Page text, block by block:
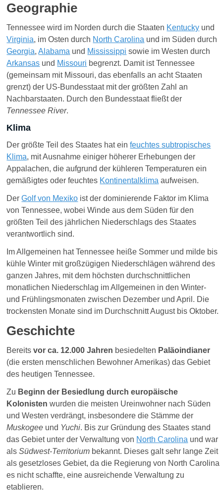
Geographie
Tennessee wird im Norden durch die Staaten Kentucky und
Virginia, im Osten durch North Carolina und im Süden durch
Georgia,Alabama und Mississippi sowie im Westen durch
Arkansas und Missouri begrenzt. Damit ist Tennessee
(gemeinsam mit Missouri, das ebenfalls an acht Staaten
grenzt) der US-Bundesstaat mit der größten Zahl an
Nachbarstaaten. Durch den Bundesstaat fließt der
Tennessee River.
Klima
Der größte Teil des Staates hat einfeuchtes subtropisches
Klima, mit Ausnahme einiger höherer Erhebungen der
Appalachen, die aufgrund der kühleren Temperaturenein
gemäßigtes oder feuchtes Kontinentalklima aufweisen.
DerGolf von Mexiko ist der dominierende Faktor im Klima
von Tennessee, wobei Winde aus dem Süden für den
größten Teil des jährlichen Niederschlags des Staates
verantwortlich sind.
Im Allgemeinen hatTennessee heiße Sommer und milde bis
kühle Winter mit großzügigen Niederschlägen während des
ganzen Jahres, mit dem höchsten durchschnittlichen
monatlichen Niederschlag im Allgemeinen in den Winter-
und Frühlingsmonaten zwischen Dezember und April. Die
trockensten Monate sind im Durchschnitt August bis Oktober.
Geschichte
Bereitsvor ca. 12.000 Jahren besiedelten Paläoindianer
(die ersten menschlichen Bewohner Amerikas) das Gebiet
des heutigen Tennessee.
Zu Beginn der Besiedlung durch europäische
Kolonisten wurden die meisten Ureinwohner nach Süden
und Westen verdrängt, insbesondere die Stämme der
Muskogee und Yuchi. Bis zur Gründung des Staates stand
das Gebiet unter der Verwaltung von North Carolina und war
alsSüdwest-Territorium bekannt. Dieses galt sehr lange Zeit
als gesetzloses Gebiet, da die Regierung von North Carolina
es nicht schaffte, eine ausreichende Verwaltung zu
etablieren.